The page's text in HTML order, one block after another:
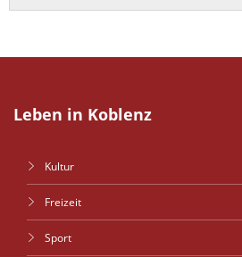
Leben in Koblenz
Kultur
Freizeit
Sport